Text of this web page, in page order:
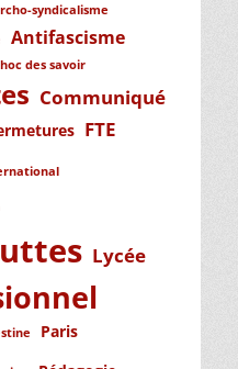
syndicalisme
Antifascisme
des savoir
Communiqué
FTE
Lycée
Paris